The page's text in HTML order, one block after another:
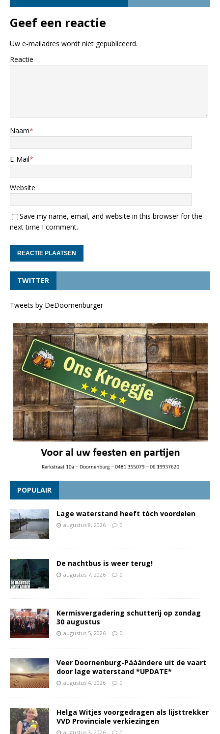
Geef een reactie
Uw e-mailadres wordt niet gepubliceerd.
Reactie
Naam*
E-Mail*
Website
Save my name, email, and website in this browser for the
next time I comment.
TWITTER
Tweets by DeDoornenburger
POPULAIR
Lage waterstand heeft tóch voordelen
augustus 8, 2026 0
De nachtbus is weer terug!
augustus 7, 2026 0
Kermisvergadering schutterij op zondag
30 augustus
augustus 5, 2026 0
Veer Doornenburg-Pááándere uit de vaart
door lage waterstand *UPDATE*
augustus 4, 2026 0
Helga Witjes voorgedragen als lijsttrekker
VVD Provinciale verkiezingen
augustus 3, 2026 0